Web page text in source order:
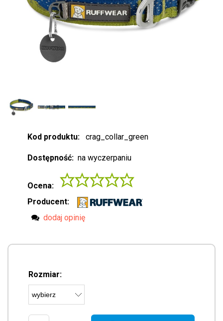
Kod produktu: crag_collar_green
Dostępność: na wyczerpaniu
Ocena:
Producent:
dodaj opinię
Rozmiar: